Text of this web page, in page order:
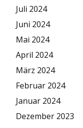
Juli 2024
Juni 2024
Mai 2024
April 2024
März 2024
Februar 2024
Januar 2024
Dezember 2023